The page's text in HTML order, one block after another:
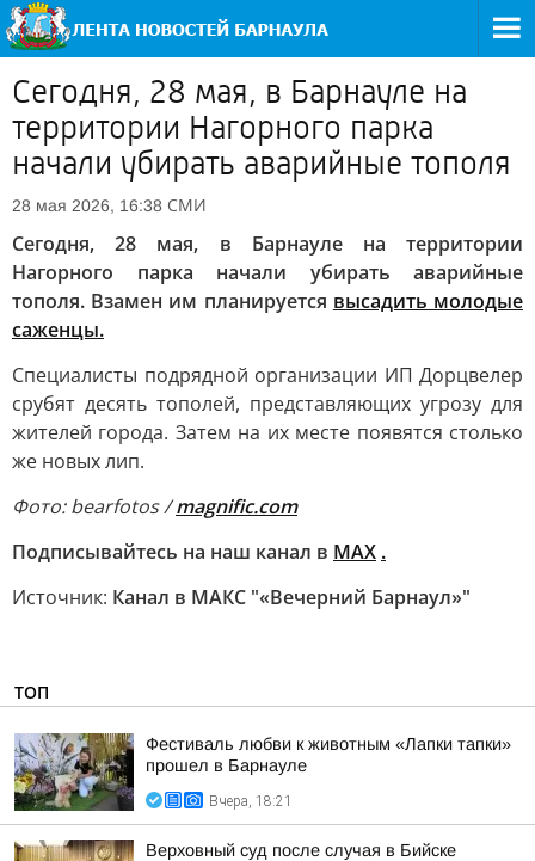
Сегодня, 28 мая, в Барнауле на
территории Нагорного парка
начали убирать аварийные тополя
28 мая 2026, 16:38 СМИ
Сегодня, 28 мая, в Барнауле на территории
Нагорного парка начали убирать аварийные
тополя. Взамен им планируется высадить молодые
саженцы.
Специалисты подрядной организации ИП Дорцвелер
срубят десять тополей, представляющих угрозу для
жителей города. Затем на их месте появятся столько
же новых лип.
Фото: bearfotos /magnific.com
Подписывайтесь на наш канал в МАХ .
Источник: Канал в МАКС "«Вечерний Барнаул»"
ТОП
Фестиваль любви к животным «Лапки тапки»
прошел в Барнауле
Вчера, 18:21
Верховный суд после случая в Бийске